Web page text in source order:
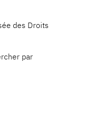
des Droits
par